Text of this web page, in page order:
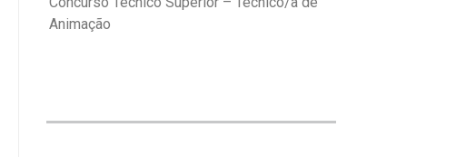
Animação